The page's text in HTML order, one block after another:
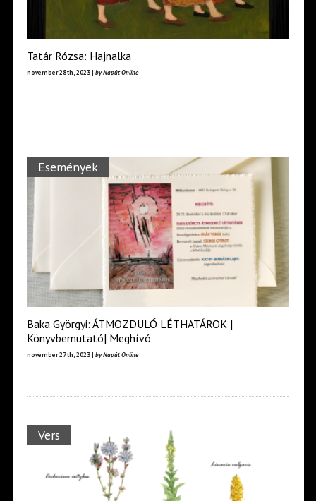
Tatár Rózsa: Hajnalka
november 28th, 2023 | by Napút Online
Események
Baka Györgyi: ÁTMOZDULÓ LÉTHATÁROK |
Könyvbemutató| Meghívó
november 27th, 2023 | by Napút Online
Vers